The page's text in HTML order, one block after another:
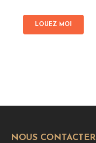
LOUEZ MOI
NOUS CONTACTER